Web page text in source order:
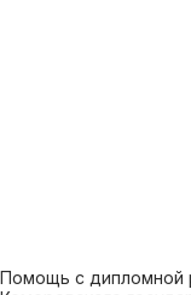
Помощь с дипломной